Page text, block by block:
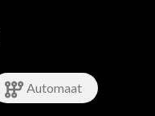
Automaat